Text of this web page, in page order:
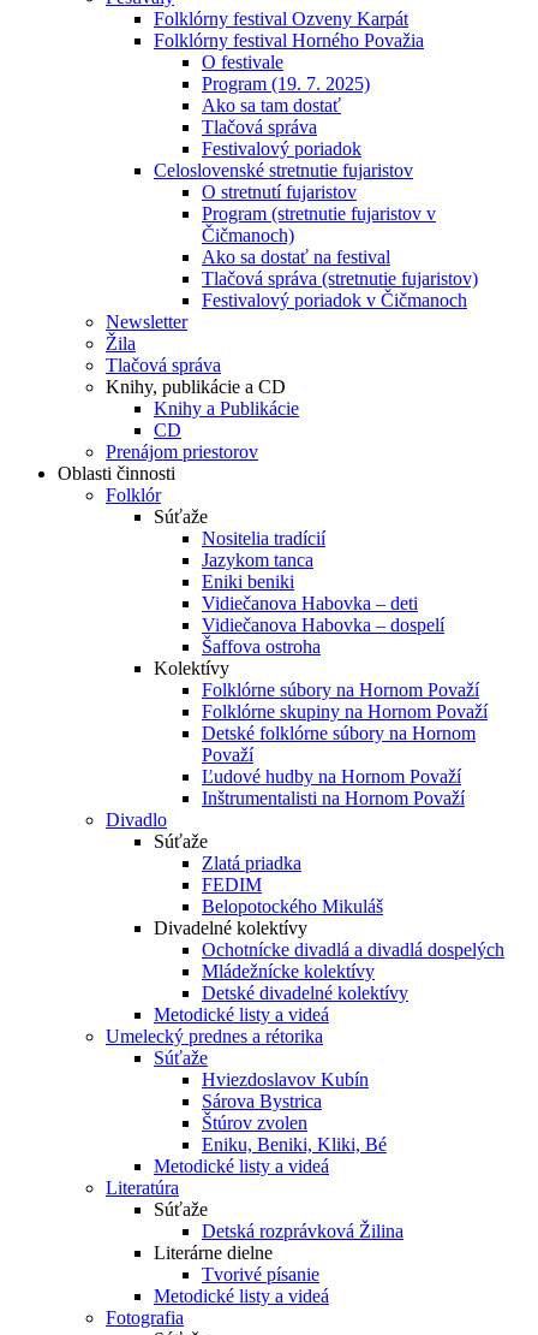
Folklórny festival Ozveny Karpát
Folklórny festival Horného Považia
O festivale
Program (19. 7. 2025)
Ako sa tam dostať
Tlačová správa
Festivalový poriadok
Celoslovenské stretnutie fujaristov
O stretnutí fujaristov
Program (stretnutie fujaristov v
Čičmanoch)
Ako sa dostať na festival
Tlačová správa (stretnutie fujaristov)
Festivalový poriadok v Čičmanoch
Newsletter
Žila
Tlačová správa
Knihy, publikácie a CD
Knihy a Publikácie
CD
Prenájom priestorov
Oblasti činnosti
Folklór
Súťaže
Nositelia tradícií
Jazykom tanca
Eniki beniki
Vidiečanova Habovka – deti
Vidiečanova Habovka – dospelí
Šaffova ostroha
Kolektívy
Folklórne súbory na Hornom Považí
Folklórne skupiny na Hornom Považí
Detské folklórne súbory na Hornom
Považí
Ľudové hudby na Hornom Považí
Inštrumentalisti na Hornom Považí
Divadlo
Súťaže
Zlatá priadka
FEDIM
Belopotockého Mikuláš
Divadelné kolektívy
Ochotnícke divadlá a divadlá dospelých
Mládežnícke kolektívy
Detské divadelné kolektívy
Metodické listy a videá
Umelecký prednes a rétorika
Súťaže
Hviezdoslavov Kubín
Sárova Bystrica
Štúrov zvolen
Eniku, Beniki, Kliki, Bé
Metodické listy a videá
Literatúra
Súťaže
Detská rozprávková Žilina
Literárne dielne
Tvorivé písanie
Metodické listy a videá
Fotografia